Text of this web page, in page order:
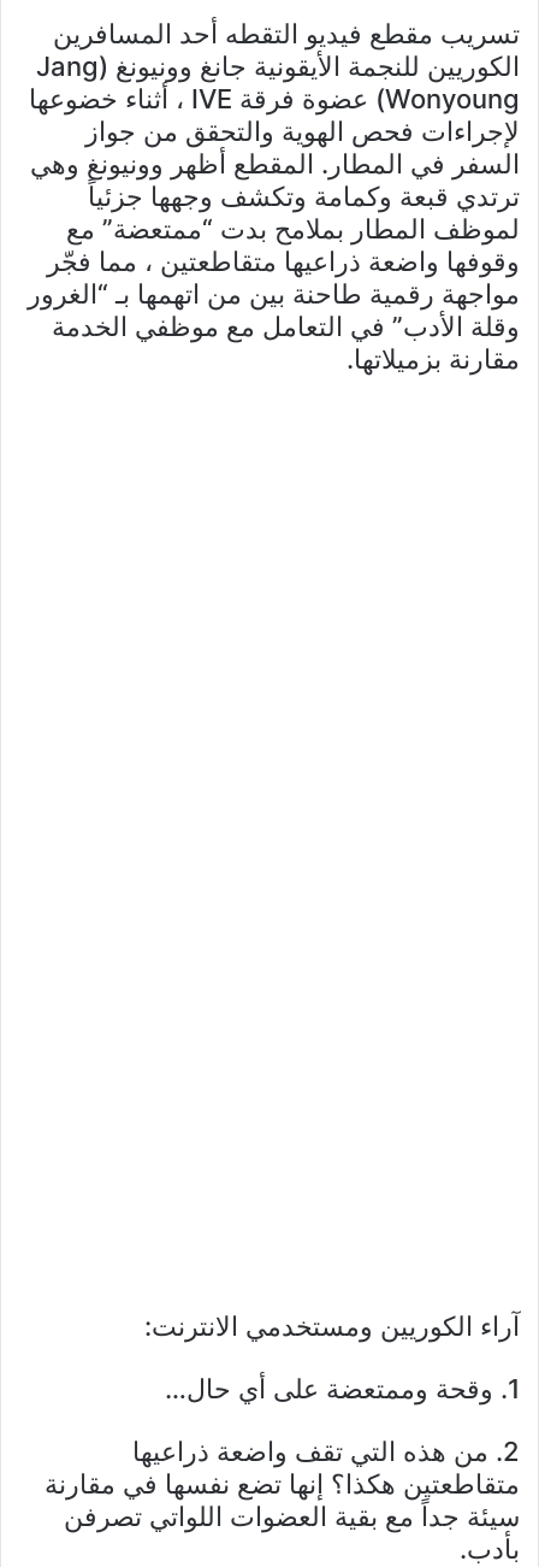
تسريب مقطع فيديو التقطه أحد المسافرين
الكوريين للنجمة الأيقونية جانغ وونيونغ (Jang
Wonyoung) عضوة فرقة IVE ، أثناء خضوعها
لإجراءات فحص الهوية والتحقق من جواز
السفر في المطار. المقطع أظهر وونيونغ وهي
ترتدي قبعة وكمامة وتكشف وجهها جزئياً
لموظف المطار بملامح بدت “ممتعضة” مع
وقوفها واضعة ذراعيها متقاطعتين ، مما فجّر
مواجهة رقمية طاحنة بين من اتهمها بـ “الغرور
وقلة الأدب” في التعامل مع موظفي الخدمة
مقارنة بزميلاتها.
آراء الكوريين ومستخدمي الانترنت:
1. وقحة وممتعضة على أي حال…
2. من هذه التي تقف واضعة ذراعيها
متقاطعتين هكذا؟ إنها تضع نفسها في مقارنة
سيئة جداً مع بقية العضوات اللواتي تصرفن
بأدب.